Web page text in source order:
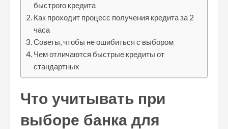
быстрого кредита
Как проходит процесс получения кредита за 2
часа
Советы, чтобы не ошибиться с выбором
Чем отличаются быстрые кредиты от
стандартных
Что учитывать при
выборе банка для